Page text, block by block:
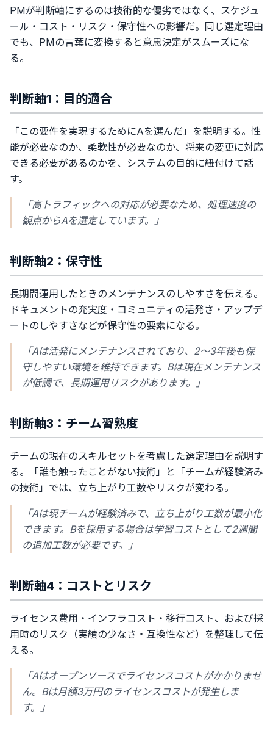
PMが判断軸にするのは技術的な優劣ではなく、スケジュ
ール・コスト・リスク・保守性への影響だ。同じ選定理由
でも、PMの言葉に変換すると意思決定がスムーズにな
る。
判断軸1：目的適合
「この要件を実現するためにAを選んだ」を説明する。性
能が必要なのか、柔軟性が必要なのか、将来の変更に対応
できる必要があるのかを、システムの目的に紐付けて話
す。
「高トラフィックへの対応が必要なため、処理速度の
観点からAを選定しています。」
判断軸2：保守性
長期間運用したときのメンテナンスのしやすさを伝える。
ドキュメントの充実度・コミュニティの活発さ・アップデ
ートのしやすさなどが保守性の要素になる。
「Aは活発にメンテナンスされており、2〜3年後も保
守しやすい環境を維持できます。Bは現在メンテナンス
が低調で、長期運用リスクがあります。」
判断軸3：チーム習熟度
チームの現在のスキルセットを考慮した選定理由を説明す
る。「誰も触ったことがない技術」と「チームが経験済み
の技術」では、立ち上がり工数やリスクが変わる。
「Aは現チームが経験済みで、立ち上がり工数が最小化
できます。Bを採用する場合は学習コストとして2週間
の追加工数が必要です。」
判断軸4：コストとリスク
ライセンス費用・インフラコスト・移行コスト、および採
用時のリスク（実績の少なさ・互換性など）を整理して伝
える。
「Aはオープンソースでライセンスコストがかかりませ
ん。Bは月額3万円のライセンスコストが発生しま
す。」